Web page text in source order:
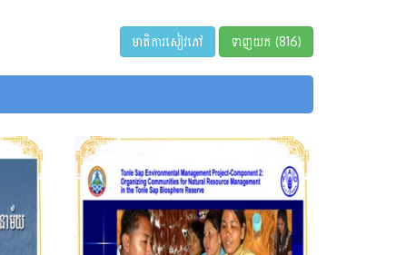
មាតិការសៀវភៅ ទាញយក (816)